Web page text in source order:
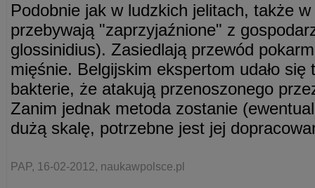
Podobnie jak w ludzkich jelitach, także
przebywają "zaprzyjaźnione" z
glossinidius). Zasiedlają przewód
mięśnie. Belgijskim ekspertom udało się
bakterie, że atakują przenoszonego
Zanim jednak metoda zostanie
dużą skalę, potrzebne jest jej
PAP, 16-02-2012, naukawpolsce.pl